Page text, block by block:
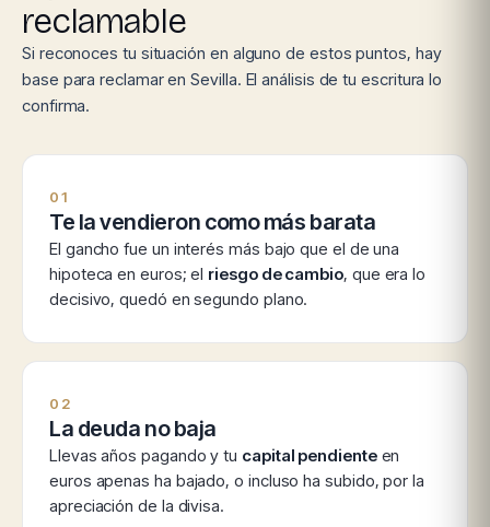
reclamable
Si reconoces tu situación en alguno de estos puntos, hay
base para reclamar en Sevilla. El análisis de tu escritura lo
confirma.
01
Te la vendieron como más barata
El gancho fue un interés más bajo que el de una
hipoteca en euros; el riesgo de cambio, que era lo
decisivo, quedó en segundo plano.
02
La deuda no baja
Llevas años pagando y tu capital pendienteen
euros apenas ha bajado, o incluso ha subido, por la
apreciación de la divisa.